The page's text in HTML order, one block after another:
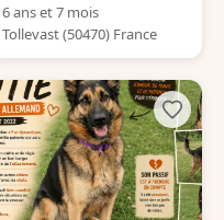
6 ans et 7 mois
Tollevast (50470) France